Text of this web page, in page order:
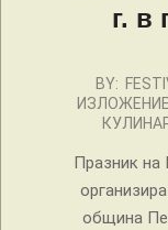
г. в
2025-
02-
BY:
Празник на
община